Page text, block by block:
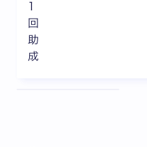
1
回
助
成